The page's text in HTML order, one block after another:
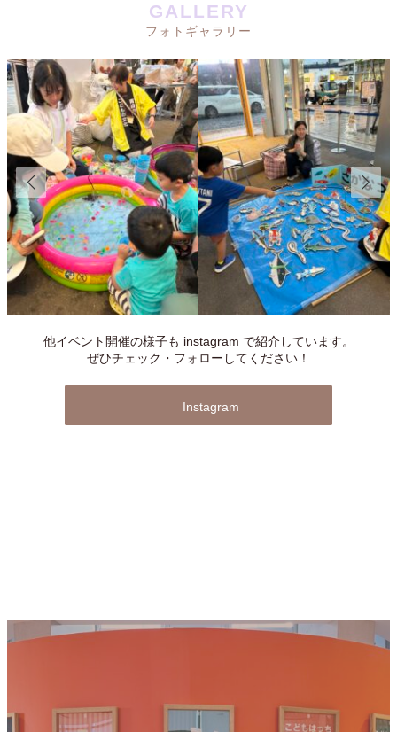
GALLERY
フォトギャラリー
他イベント開催の様子も instagram で紹介しています。
ぜひチェック・フォローしてください！
Instagram